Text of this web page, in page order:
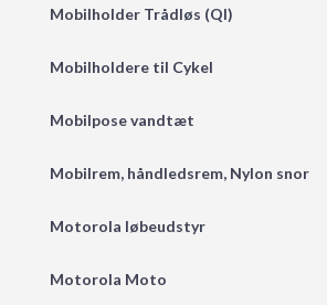
Mobilholder Trådløs (QI)
Mobilholdere til Cykel
Mobilpose vandtæt
Mobilrem, håndledsrem, Nylon snor
Motorola løbeudstyr
Motorola Moto